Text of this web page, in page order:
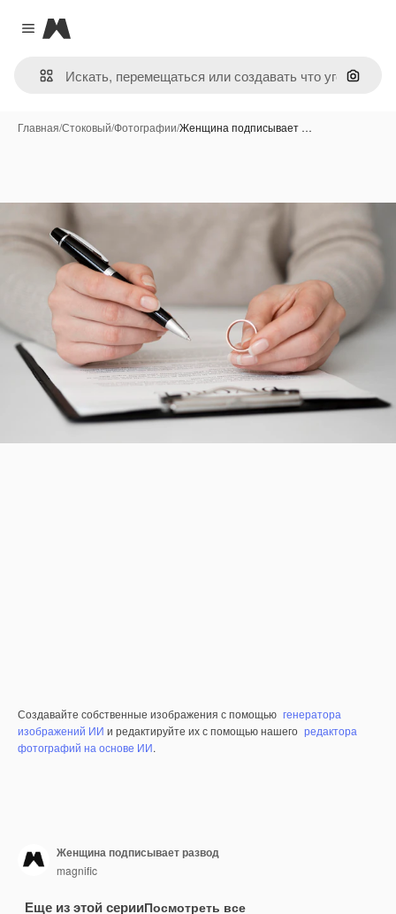
Close menu
Magnific
Поиск
Главная/Стоковый/Фотографии/Женщина подписывает …
Создавайте собственные изображения с помощью генератора
изображений ИИ и редактируйте их с помощью нашего редактора
фотографий на основе ИИ.
Женщина подписывает развод
magnific
Еще из этой серииПосмотреть все